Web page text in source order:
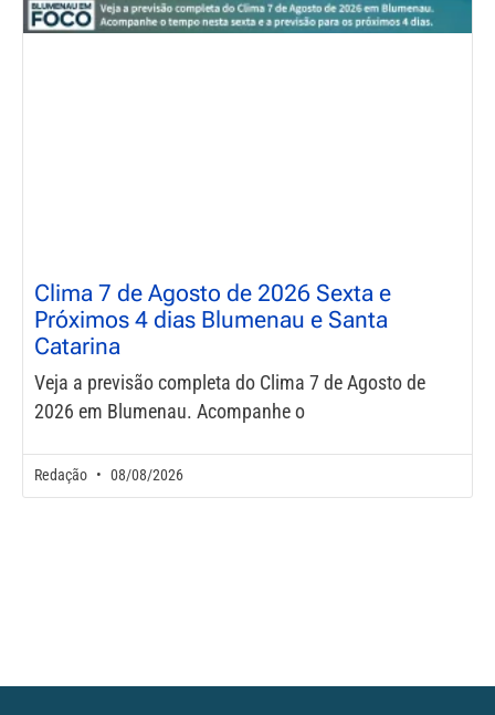
Clima 7 de Agosto de 2026 Sexta e
Próximos 4 dias Blumenau e Santa
Catarina
Veja a previsão completa do Clima 7 de Agosto de
2026 em Blumenau. Acompanhe o
Redação 08/08/2026